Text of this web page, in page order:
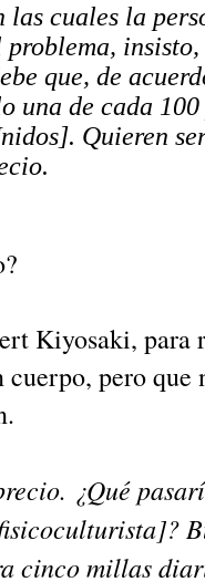
las cuales la
insisto,
que, de
una de cada 100
Quieren
Kiyosaki, para
pero que
¿Qué
cinco millas